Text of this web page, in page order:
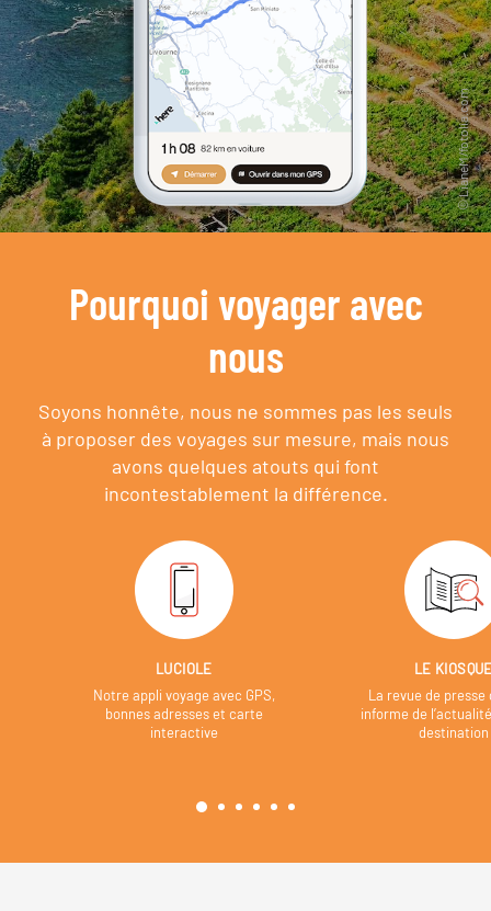
Pourquoi voyager avec
nous
Soyons honnête, nous ne sommes pas les seuls
à proposer des voyages sur mesure, mais nous
avons quelques atouts qui font
incontestablement la différence.
LUCIOLE
Notre appli voyage avec GPS,
bonnes adresses et carte
interactive
LE
La revue de presse
informe de
destination